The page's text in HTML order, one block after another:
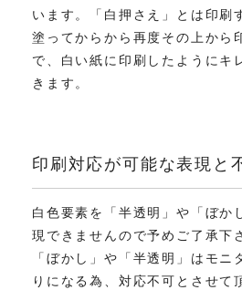
います。「白押さえ」とは印刷
塗ってからから再度その上から
で、白い紙に印刷したようにキ
きます。
印刷対応が可能な表現と
白色要素を「半透明」や「ぼか
現できませんので予めご了承下
「ぼかし」や「半透明」はモ
りになる為、対応不可とさせて